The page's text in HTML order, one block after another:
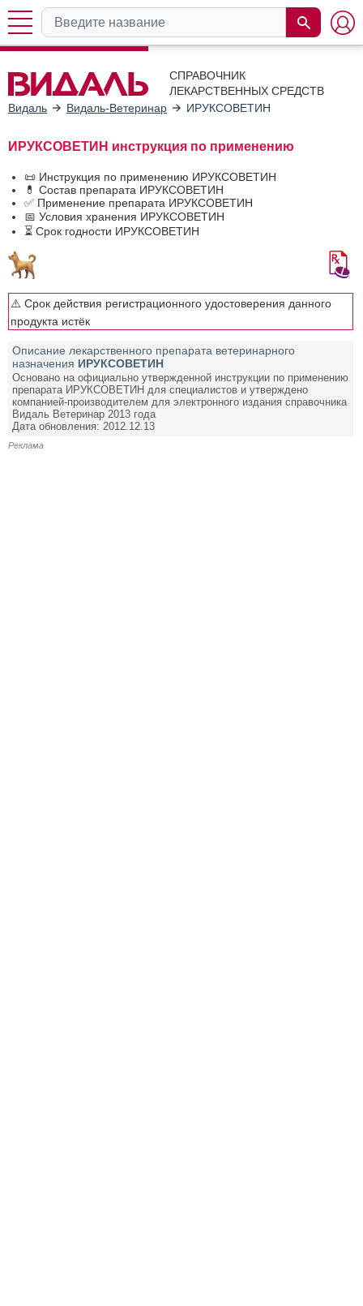
СПРАВОЧНИК
ЛЕКАРСТВЕННЫХ СРЕДСТВ
Видаль
Видаль-Ветеринар ИРУКСОВЕТИН
ИРУКСОВЕТИН инструкция по применению
📜 Инструкция по применению ИРУКСОВЕТИН
💊 Состав препарата ИРУКСОВЕТИН
✅ Применение препарата ИРУКСОВЕТИН
📅 Условия хранения ИРУКСОВЕТИН
⏳ Срок годности ИРУКСОВЕТИН
⚠️ Срок действия регистрационного удостоверения данного
продукта истёк
Описание лекарственного препарата ветеринарного
назначения ИРУКСОВЕТИН
Основано на официально утвержденной инструкции по применению
препарата ИРУКСОВЕТИН для специалистов и утверждено
компанией-производителем для электронного издания справочника
Видаль Ветеринар 2013 года
Дата обновления: 2012.12.13
Реклама